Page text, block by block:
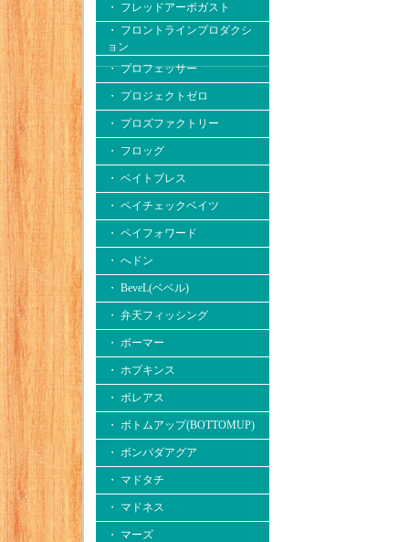
・ フレッドアーボガスト
・ フロントラインプロダクシ
ョン
・ プロフェッサー
・ プロジェクトゼロ
・ プロズファクトリー
・ フロッグ
・ ベイトブレス
・ ペイチェックベイツ
・ ペイフォワード
・ へドン
・ BeveL(ベベル)
・ 弁天フィッシング
・ ボーマー
・ ホプキンス
・ ボレアス
・ ボトムアップ(BOTTOMUP)
・ ボンバダアグア
・ マドタチ
・ マドネス
・ マーズ